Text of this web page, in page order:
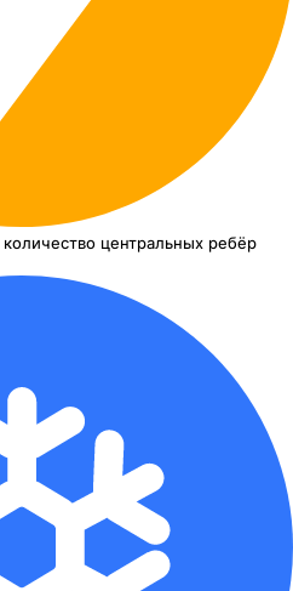
количество центральных ребёр